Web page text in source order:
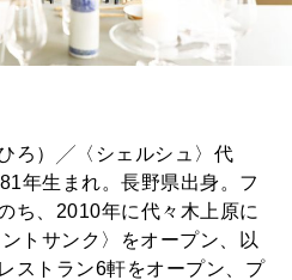
ろ）╱〈シェルシュ〉代
年生まれ。長野県出身。フ
ち、2010年に代々木上原に
トサンク〉をオープン、以
ストラン6軒をオープン、プ